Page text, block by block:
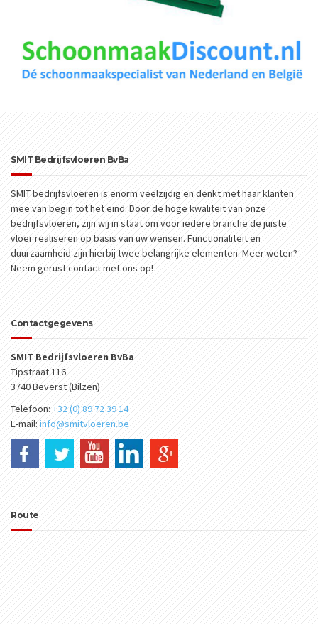
SMIT Bedrijfsvloeren BvBa
SMIT bedrijfsvloeren is enorm veelzijdig en denkt met haar klanten
mee van begin tot het eind. Door de hoge kwaliteit van onze
bedrijfsvloeren, zijn wij in staat om voor iedere branche de juiste
vloer realiseren op basis van uw wensen. Functionaliteit en
duurzaamheid zijn hierbij twee belangrijke elementen. Meer weten?
Neem gerust contact met ons op!
Contactgegevens
SMIT Bedrijfsvloeren BvBa
Tipstraat 116
3740 Beverst (Bilzen)
Telefoon: +32 (0) 89 72 39 14
E-mail: info@smitvloeren.be
Route